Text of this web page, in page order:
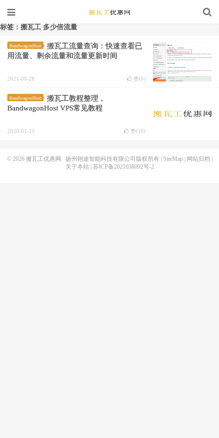
标签：搬瓦工 多少倍流量
BandwagonHost
搬瓦工流量查询：快速查看已
用流量、剩余流量和流量更新时间
2021-08-28 赞(0)
BandwagonHost
搬瓦工教程整理，
BandwagonHost VPS常见教程
2020-01-11 赞(16)
© 2026 搬瓦工优惠网 扬州翎途智能科技有限公司版权所有 | SiteMap| 网站归档
关于本站| 苏ICP备2021038092号-2